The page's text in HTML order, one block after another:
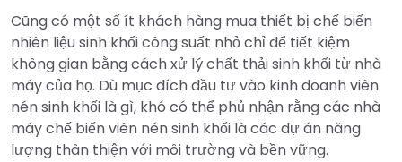
Cũng có một số ít khách hàng mua thiết bị chế biến
nhiên liệu sinh khối công suất nhỏ chỉ để tiết kiệm
không gian bằng cách xử lý chất thải sinh khối từ nhà
máy của họ. Dù mục đích đầu tư vào kinh doanh viên
nén sinh khối là gì, khó có thể phủ nhận rằng các nhà
máy chế biến viên nén sinh khối là các dự án năng
lượng thân thiện với môi trường và bền vững.